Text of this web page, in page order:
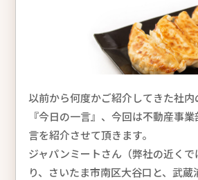
以前から何度かご紹介してきた社
『今日の一言』、今回は不動産事
言を紹介させて頂きます。
ジャパンミートさん（弊社の近く
り、さいたま市南区大谷口と、武